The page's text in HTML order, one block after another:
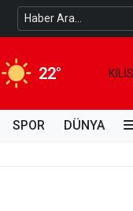
Suya Erişimde Kalıcı
22° KILIS
SPOR DÜNYA